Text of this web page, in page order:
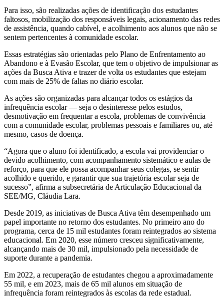
Para isso, são realizadas ações de identificação dos estudantes
faltosos, mobilização dos responsáveis legais, acionamento das redes
de assistência, quando cabível, e acolhimento aos alunos que não se
sentem pertencentes à comunidade escolar.
Essas estratégias são orientadas pelo Plano de Enfrentamento ao
Abandono e à Evasão Escolar, que tem o objetivo de impulsionar as
ações da Busca Ativa e trazer de volta os estudantes que estejam
com mais de 25% de faltas no diário escolar.
As ações são organizadas para alcançar todos os estágios da
infrequência escolar — seja o desinteresse pelos estudos,
desmotivação em frequentar a escola, problemas de convivência
com a comunidade escolar, problemas pessoais e familiares ou, até
mesmo, casos de doença.
“Agora que o aluno foi identificado, a escola vai providenciar o
devido acolhimento, com acompanhamento sistemático e aulas de
reforço, para que ele possa acompanhar seus colegas, se sentir
acolhido e querido, e garantir que sua trajetória escolar seja de
sucesso”, afirma a subsecretária de Articulação Educacional da
SEE/MG, Cláudia Lara.
Desde 2019, as iniciativas de Busca Ativa têm desempenhado um
papel importante no retorno dos estudantes. No primeiro ano do
programa, cerca de 15 mil estudantes foram reintegrados ao sistema
educacional. Em 2020, esse número cresceu significativamente,
alcançando mais de 30 mil, impulsionado pela necessidade de
suporte durante a pandemia.
Em 2022, a recuperação de estudantes chegou a aproximadamente
55 mil, e em 2023, mais de 65 mil alunos em situação de
infrequência foram reintegrados às escolas da rede estadual.